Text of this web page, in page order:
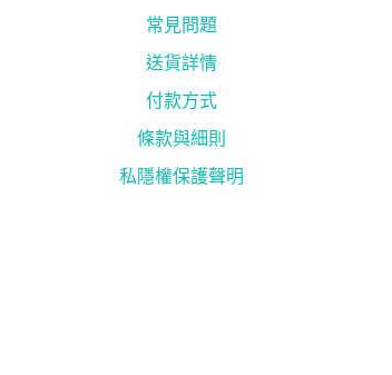
常見問題
送貨詳情
付款方式
條款與細則
私隱權保護聲明